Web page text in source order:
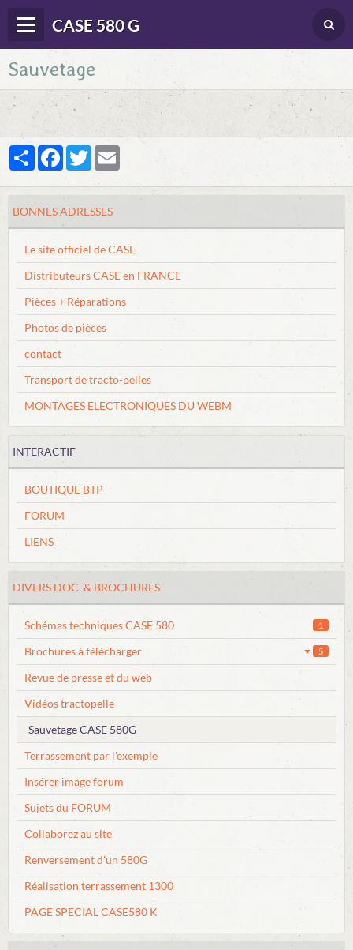
CASE 580 G
Panier
Votre compte
Langues
DONNEES TECHNIQUES
CONDUITE
ENTRETIEN
DIVERS DOC. & BROCHURES
BONNES ADRESSES
FORUM
Boutique
Sauvetage
PartagerFacebook
Twitter
BONNES ADRESSES
Le site officiel de CASE
Distributeurs CASE en FRANCE
Pièces + Réparations
Photos de pièces
contact
Transport de tracto-pelles
MONTAGES ELECTRONIQUES DU WEBM
INTERACTIF
BOUTIQUE BTP
FORUM
LIENS
DIVERS DOC. & BROCHURES
Schémas techniques CASE 580 1
Brochures à télécharger 5
Revue de presse et du web
Vidéos tractopelle
Sauvetage CASE 580G
Terrassement par l'exemple
Insérer image forum
Sujets du FORUM
Collaborez au site
Renversement d'un 580G
Réalisation terrassement 1300
PAGE SPECIAL CASE580 K